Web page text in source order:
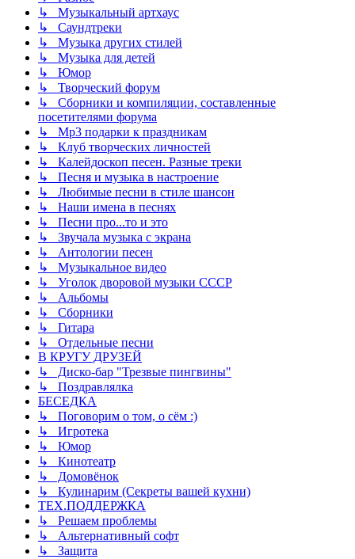
↳ Музыкальный артхаус
↳ Саундтреки
↳ Музыка других стилей
↳ Музыка для детей
↳ Юмор
↳ Творческий форум
↳ Сборники и компиляции, составленные
посетителями форума
↳ Mp3 подарки к праздникам
↳ Клуб творческих личностей
↳ Калейдоскоп песен. Разные треки
↳ Песня и музыка в настроение
↳ Любимые песни в стиле шансон
↳ Наши имена в песнях
↳ Песни про...то и это
↳ Звучала музыка с экрана
↳ Антологии песен
↳ Музыкальное видео
↳ Уголок дворовой музыки СССР
↳ Альбомы
↳ Сборники
↳ Гитара
↳ Отдельные песни
В КРУГУ ДРУЗЕЙ
↳ Диско-бар "Трезвые пингвины"
↳ Поздравлялка
БЕСЕДКА
↳ Поговорим о том, о сём :)
↳ Игротека
↳ Юмор
↳ Кинотеатр
↳ Домовёнок
↳ Кулинарим (Секреты вашей кухни)
ТЕХ.ПОДДЕРЖКА
↳ Решаем проблемы
↳ Альтернативный софт
↳ Защита